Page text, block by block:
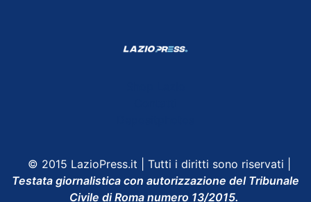
© 2015 LazioPress.it | Tutti i diritti sono riservati |
Testata giornalistica con autorizzazione del Tribunale
Civile di Roma numero 13/2015.